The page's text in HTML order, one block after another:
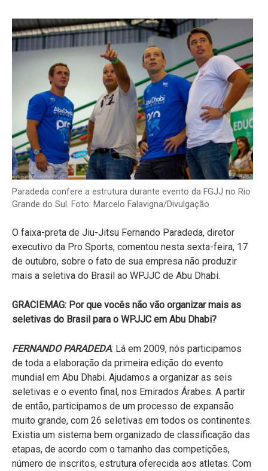
Paradeda confere a estrutura durante evento da FGJJ no Rio
Grande do Sul. Foto: Marcelo Falavigna/Divulgação
O faixa-preta de Jiu-Jitsu Fernando Paradeda, diretor
executivo da Pro Sports, comentou nesta sexta-feira, 17
de outubro, sobre o fato de sua empresa não produzir
mais a seletiva do Brasil ao WPJJC de Abu Dhabi.
GRACIEMAG: Por que vocês não vão organizar mais as
seletivas do Brasil para o WPJJC em Abu Dhabi?
FERNANDO PARADEDA: Lá em 2009, nós participamos
de toda a elaboração da primeira edição do evento
mundial em Abu Dhabi. Ajudamos a organizar as seis
seletivas e o evento final, nos Emirados Árabes. A partir
de então, participamos de um processo de expansão
muito grande, com 26 seletivas em todos os continentes.
Existia um sistema bem organizado de classificação das
etapas, de acordo com o tamanho das competições,
número de inscritos, estrutura oferecida aos atletas. Com